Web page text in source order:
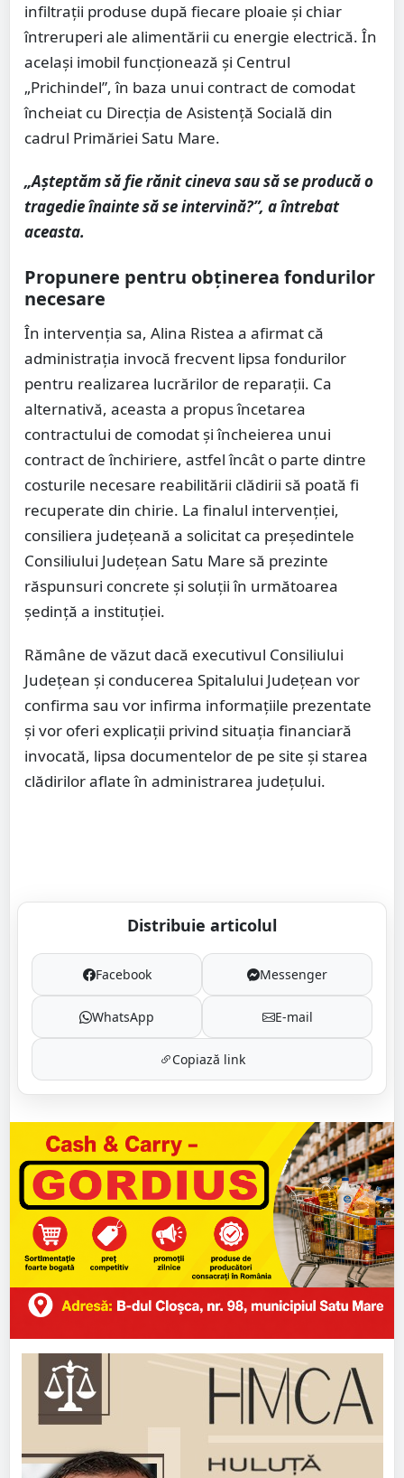
infiltrații produse după fiecare ploaie și chiar
întreruperi ale alimentării cu energie electrică. În
același imobil funcționează și Centrul
„Prichindel”, în baza unui contract de comodat
încheiat cu Direcția de Asistență Socială din
cadrul Primăriei Satu Mare.
„Așteptăm să fie rănit cineva sau să se producă o
tragedie înainte să se intervină?”, a întrebat
aceasta.
Propunere pentru obținerea fondurilor
necesare
În intervenția sa, Alina Ristea a afirmat că
administrația invocă frecvent lipsa fondurilor
pentru realizarea lucrărilor de reparații. Ca
alternativă, aceasta a propus încetarea
contractului de comodat și încheierea unui
contract de închiriere, astfel încât o parte dintre
costurile necesare reabilitării clădirii să poată fi
recuperate din chirie. La finalul intervenției,
consiliera județeană a solicitat ca președintele
Consiliului Județean Satu Mare să prezinte
răspunsuri concrete și soluții în următoarea
ședință a instituției.
Rămâne de văzut dacă executivul Consiliului
Județean și conducerea Spitalului Județean vor
confirma sau vor infirma informațiile prezentate
și vor oferi explicații privind situația financiară
invocată, lipsa documentelor de pe site și starea
clădirilor aflate în administrarea județului.
Distribuie articolul
Facebook Messenger
WhatsApp E-mail
Copiază link